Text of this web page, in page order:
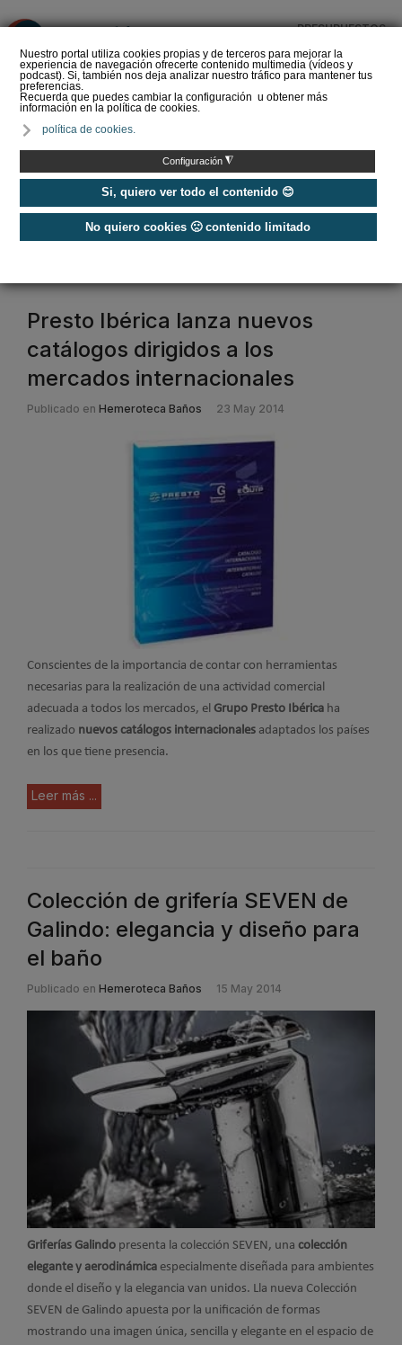
Nuestro portal utiliza cookies propias y de terceros para mejorar la
experiencia de navegación ofrecerte contenido multimedia (vídeos y
podcast). Si, también nos deja analizar nuestro tráfico para mantener tus
preferencias.
Recuerda que puedes cambiar la configuración u obtener más
información en la política de cookies.
política de cookies.
Configuración ◮
Si, quiero ver todo el contenido 😊
No quiero cookies 🙁 contenido limitado
PRESUPUESTOS
minimalismo en Casa
Decor
Grifos de diseño
Presto Ibérica lanza nuevos
catálogos dirigidos a los
mercados internacionales
Publicado en Hemeroteca Baños 23 May 2014
Conscientes de la importancia de contar con herramientas
necesarias para la realización de una actividad comercial
adecuada a todos los mercados, el Grupo Presto Ibérica ha
realizado nuevos catálogos internacionales adaptados los países
en los que tiene presencia.
Leer más ...
Colección de grifería SEVEN de
Galindo: elegancia y diseño para
el baño
Publicado en Hemeroteca Baños 15 May 2014
Griferías Galindo presenta la colección SEVEN, una colección
elegante y aerodinámica especialmente diseñada para ambientes
donde el diseño y la elegancia van unidos. Lla nueva Colección
SEVEN de Galindo apuesta por la unificación de formas
mostrando una imagen única, sencilla y elegante en el espacio de